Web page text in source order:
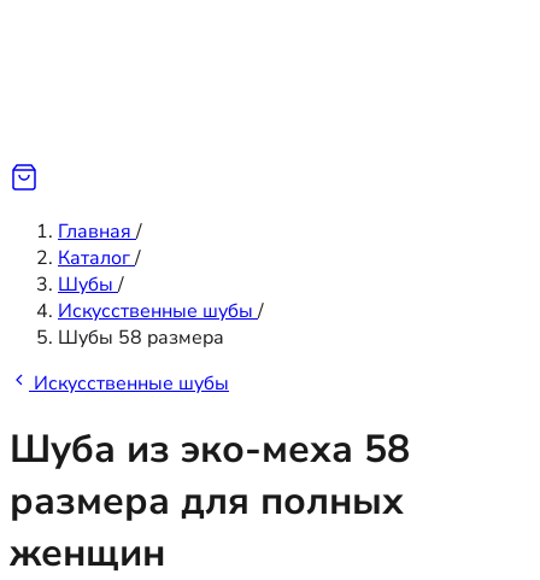
Главная /
Каталог/
Шубы /
Искусственные шубы /
Шубы 58 размера
Искусственные шубы
Шуба из эко-меха 58
размера для полных
женщин